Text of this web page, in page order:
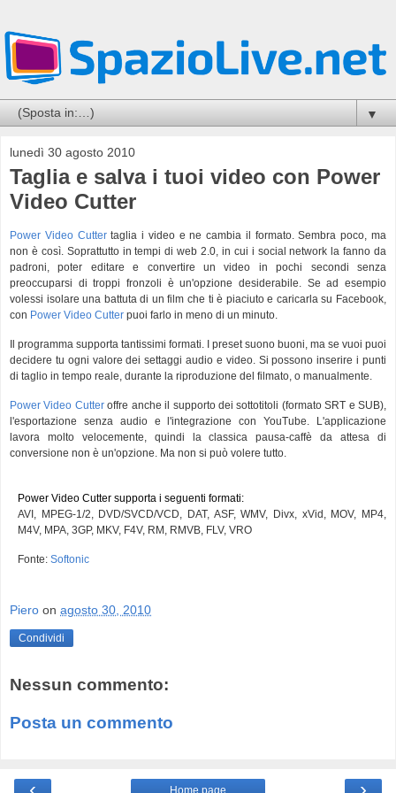
▼
lunedì 30 agosto 2010
Taglia e salva i tuoi video con Power
Video Cutter
Power Video Cuttertaglia i video e ne cambia il formato. Sembra poco, ma
non è così. Soprattutto in tempi di web 2.0, in cui i social network la fanno da
padroni, poter editare e convertire un video in pochi secondi senza
preoccuparsi di troppi fronzoli è un'opzione desiderabile. Se ad esempio
volessi isolare una battuta di un film che ti è piaciuto e caricarla su Facebook,
con Power Video Cutter puoi farlo in meno di un minuto.
Il programma supporta tantissimi formati. I preset suono buoni, ma se vuoi puoi
decidere tu ogni valore dei settaggi audio e video. Si possono inserire i punti
di taglio in tempo reale, durante la riproduzione del filmato, o manualmente.
Power Video Cutteroffre anche il supporto dei sottotitoli (formato SRT e SUB),
l'esportazione senza audio e l'integrazione con YouTube. L'applicazione
lavora molto velocemente, quindi la classica pausa-caffè da attesa di
conversione non è un'opzione. Ma non si può volere tutto.
Power Video Cutter supporta i seguenti formati:
AVI, MPEG-1/2, DVD/SVCD/VCD, DAT, ASF, WMV, Divx, xVid, MOV, MP4,
M4V, MPA, 3GP, MKV, F4V, RM, RMVB, FLV, VRO
Fonte: Softonic
Piero on agosto 30, 2010
Condividi
Nessun commento:
Posta un commento
Home page